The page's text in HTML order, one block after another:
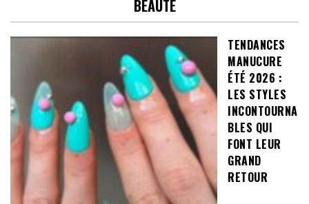
BEAUTE
TENDANCES
MANUCURE
ÉTÉ 2026 :
LES STYLES
INCONTOURNA
BLES QUI
FONT LEUR
GRAND
RETOUR